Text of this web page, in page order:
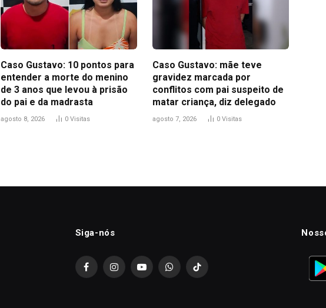
Caso Gustavo: 10 pontos para
entender a morte do menino
de 3 anos que levou à prisão
do pai e da madrasta
agosto 8, 2026 0 Visitas
Caso Gustavo: mãe teve
gravidez marcada por
conflitos com pai suspeito de
matar criança, diz delegado
agosto 7, 2026 0 Visitas
Siga-nós
FacebookInstagramYouTubeWhatsAppTikTok